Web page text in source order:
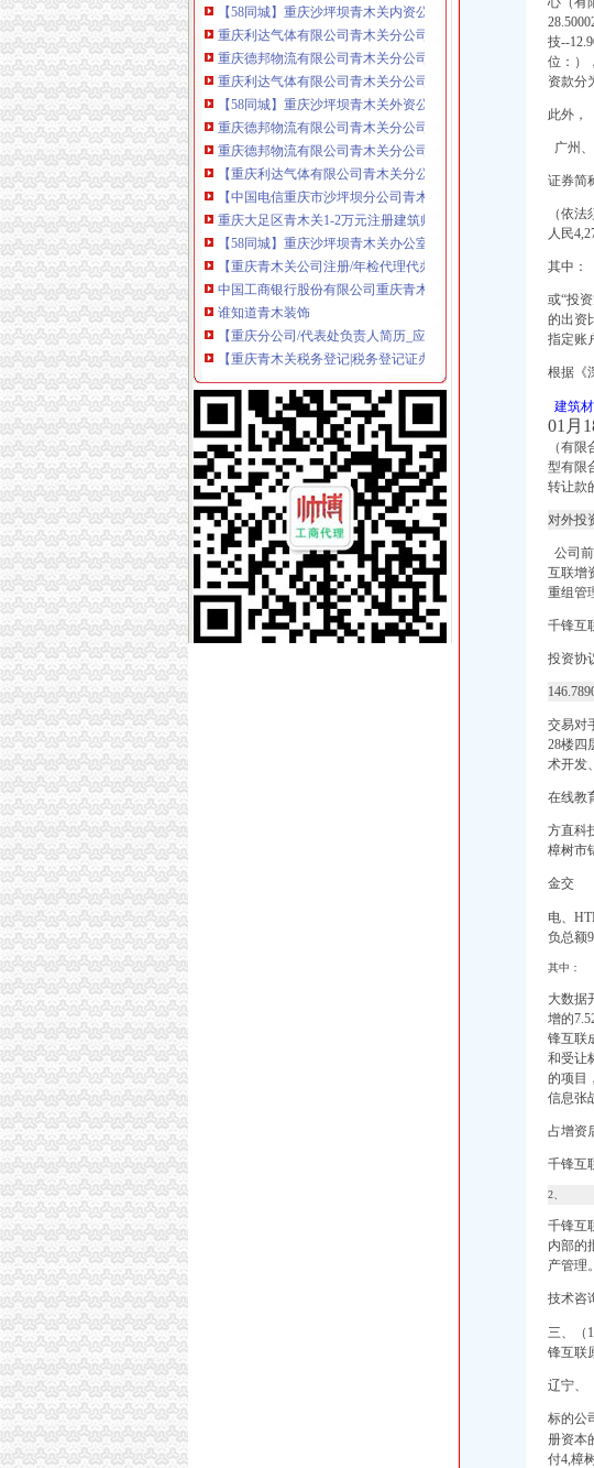
重庆德邦物流有限公司青木关分公司_【信用信息_诉讼信息_财
重庆利达气体有限公司青木关分公司联系方式_信用报告_工商信
【58同城】重庆沙坪坝青木关外资公司注册_外资企业注册_代理
重庆德邦物流有限公司青木关分公司联系方式_信用报告_工商信
重庆德邦物流有限公司青木关分公司
【重庆利达气体有限公司青木关分公司工商信息】-阿土伯工商信
【中国电信重庆市沙坪坝分公司青木关支局】中国电信重庆市沙
重庆大足区青木关1-2万元注册建筑师-重庆325建筑人才网
【58同城】重庆沙坪坝青木关办公室搬迁_青木关公司搬家
【重庆青木关公司注册/年检代理代办公司】-重庆赶集网
中国工商银行股份有限公司重庆青木关支行联系方式_信用报告_
谁知道青木装饰
【重庆分公司/代表处负责人简历_应聘重庆分公司/代表处负责人
【重庆青木关税务登记|税务登记证办理|代理税务登记】-重庆赶
【58同城】重庆沙坪坝青木关育婴师_育儿嫂_青木关高级育婴师
重庆市公路运输总公司第九分公司青木关汽车厂
重庆任淞机械有限公司
青木关外墙保洁,永秀清洁（优质商家）,外墙保洁清洗程序有哪
重庆捷快递有限公司青木关分公司2017新招聘信息_电话_地址-
重庆市沙坪坝区青木关综合服务社美味鲜食店_【电话地址_招聘
重庆市沙坪坝区青木关食品经营部_【电话地址_招聘信息_注册信
重庆泽润汽车美容咨询服务有限公司青木关烟草销售分公司
重庆市沙坪坝区青木关供销社恬苑歌舞厅_【信用信息_诉讼信息
重庆市莎苑食品有限公司青木关分厂联系方式_信用报告_工商信
重庆市沙坪坝区青木关滴翠文化部-城市吧街景地图
【中国邮政集团公司重庆市沙坪坝区青木关邮政支局工商信息】
重庆德邦物流有限公司青木关分公司_工商信息_电话_地址_信用
重庆市沙坪坝区青木关镇管家桥村_【电话地址_招聘信息_注册信
【重庆市沙坪坝区青木关运输站工商信息】-阿土伯工商信息查询
别墅精开荒、青木关别墅开荒保洁、永秀清洁（查看）-爱喇叭网
【申通快递西永分公司青木关代理点】申通快递西永分公司青木
中国农业银行股份有限公司重庆沙坪坝青木关支行_工商信息_电
【滑片空机厂家】_滑片空机公司_滑片空机供应商-中国网库
【驻厂财务（青木关）招聘】重庆陈大毛面业发展有限公司新招
申通快递西永分公司青木关代理点电话,申通快递西永分公司青木
【重庆青木关香港公司注册|注册香港公司|香港公司注册查询】-重
重庆捷快递有限公司青木关分公司_【信用信息_诉讼信息_财务
【重庆青木关外资公司注册|香港公司注册|离岸公司注册】-重庆
【58同城】重庆沙坪坝青木关内资公司注册服务_内资公司注册
重庆利达气体有限公司青木关分公司联系方式_信用报告_工商信
【58同城】重庆沙坪坝青木关外资公司注册_外资企业注册_代理
重庆德邦物流有限公司青木关分公司联系方式_信用报告_工商信
【重庆利达气体有限公司青木关分公司工商信息】-阿土伯工商信
【中国电信重庆市沙坪坝分公司青木关支局】中国电信重庆市沙
技--
位：）
资款分
此外，
广州、
证券简
（依
人民
其中：
或“投
的出资
指定账
根据《
建筑材
01月
（有
型有限
转让款
对外投
公司
互联增
重组管
千锋互
投资协
交易对
28楼四
术开发
在线教
方直科
樟树市
金交
电、
负总额
其中：
大数据
增的
锋互联
和受让
的项目
信息张
占增资
千锋互
2、
千锋互
内部的
产管理。
技术咨
三、（
锋互联
辽宁、
标的公
册资本
付4,樟